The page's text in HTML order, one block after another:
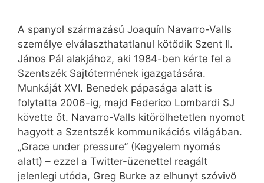
A spanyol származású Joaquín Navarro-Valls
személye elválaszthatatlanul kötődik Szent II.
János Pál alakjához, aki 1984-ben kérte fel a
Szentszék Sajtótermének igazgatására.
Munkáját XVI. Benedek pápasága alatt is
folytatta 2006-ig, majd Federico Lombardi SJ
követte őt. Navarro-Valls kitörölhetetlen nyomot
hagyott a Szentszék kommunikációs világában.
„Grace under pressure” (Kegyelem nyomás
alatt) – ezzel a Twitter-üzenettel reagált
jelenlegi utóda, Greg Burke az elhunyt szóvivő